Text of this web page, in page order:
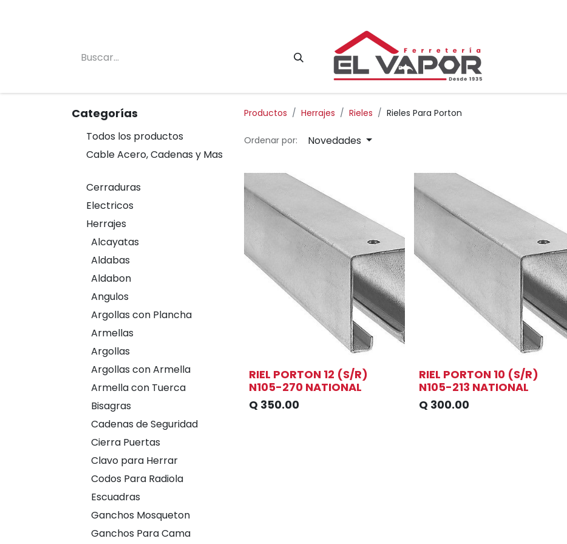
Categorías
Todos los productos
Cable Acero, Cadenas y Mas
Cerraduras
Electricos
Herrajes
Alcayatas
Aldabas
Aldabon
Angulos
Argollas con Plancha
Armellas
Argollas
Argollas con Armella
Armella con Tuerca
Bisagras
Cadenas de Seguridad
Cierra Puertas
Clavo para Herrar
Codos Para Radiola
Escuadras
Ganchos Mosqueton
Ganchos Para Cama
Productos Herrajes Rieles Rieles Para Porton
Ordenar por: Novedades
RIEL PORTON 12 (S/R)
N105-270 NATIONAL
Q 350.00
RIEL PORTON 10 (S/R)
N105-213 NATIONAL
Q 300.00